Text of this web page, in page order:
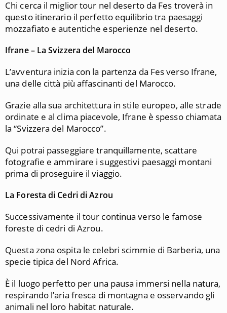
Chi cerca il miglior tour nel deserto da Fes troverà in
questo itinerario il perfetto equilibrio tra paesaggi
mozzafiato e autentiche esperienze nel deserto.
Ifrane – La Svizzera del Marocco
L’avventura inizia con la partenza da Fes verso Ifrane,
una delle città più affascinanti del Marocco.
Grazie alla sua architettura in stile europeo, alle strade
ordinate e al clima piacevole, Ifrane è spesso chiamata
la “Svizzera del Marocco”.
Qui potrai passeggiare tranquillamente, scattare
fotografie e ammirare i suggestivi paesaggi montani
prima di proseguire il viaggio.
La Foresta di Cedri di Azrou
Successivamente il tour continua verso le famose
foreste di cedri di Azrou.
Questa zona ospita le celebri scimmie di Barberia, una
specie tipica del Nord Africa.
È il luogo perfetto per una pausa immersi nella natura,
respirando l’aria fresca di montagna e osservando gli
animali nel loro habitat naturale.